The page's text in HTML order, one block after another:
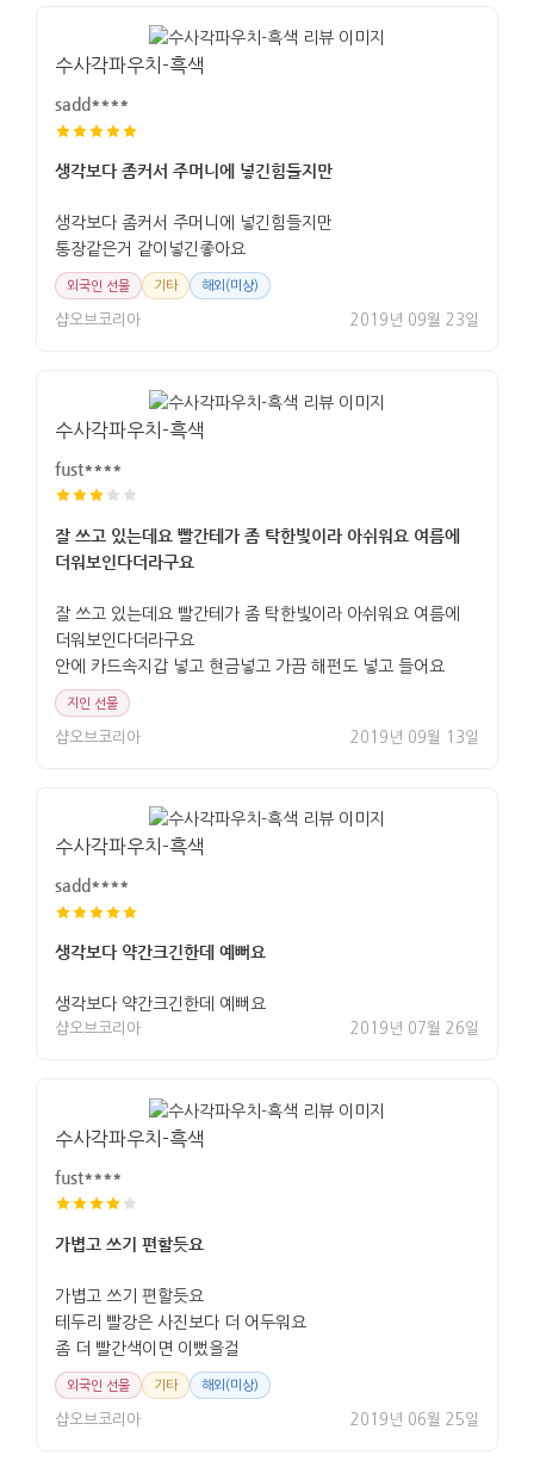
수사각파우치-흑색
sadd****
생각보다 좀커서 주머니에 넣긴힘들지만
생각보다 좀커서 주머니에 넣긴힘들지만
통장같은거 같이넣긴좋아요
외국인 선물 기타 해외(미상)
샵오브코리아 2019년 09월 23일
수사각파우치-흑색
fust****
잘 쓰고 있는데요 빨간테가 좀 탁한빛이라 아쉬워요 여름에
더워보인다더라구요
잘 쓰고 있는데요 빨간테가 좀 탁한빛이라 아쉬워요 여름에
더워보인다더라구요
안에 카드속지갑 넣고 현금넣고 가끔 해펀도 넣고 들어요
지인 선물
샵오브코리아 2019년 09월 13일
수사각파우치-흑색
sadd****
생각보다 약간크긴한데 예뻐요
생각보다 약간크긴한데 예뻐요
샵오브코리아 2019년 07월 26일
수사각파우치-흑색
fust****
가볍고 쓰기 편할듯요
가볍고 쓰기 편할듯요
테두리 빨강은 사진보다 더 어두워요
좀 더 빨간색이면 이뻤을걸
외국인 선물 기타 해외(미상)
샵오브코리아 2019년 06월 25일